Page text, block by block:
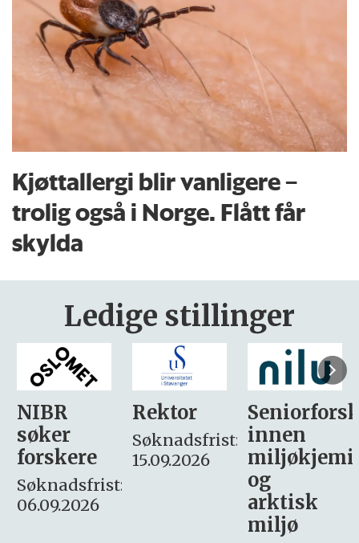
Kjøttallergi blir vanligere –
trolig også i Norge. Flått får
skylda
Ledige stillinger
Rektor
Søknadsfrist:
15.09.2026
Seniorforsker
innen
miljøkjemi
søker
– fast
Søknadsfrist:
16. august.